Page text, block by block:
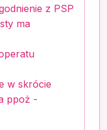
z PSP
ma
w skrócie
ppoż -